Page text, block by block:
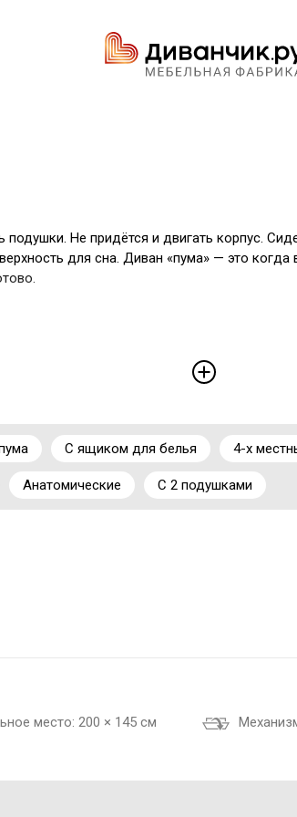
Не придётся и двигать корпус.
для сна. Диван «пума» — это
С ящиком для белья 4-х
Анатомические С 2 подушками
место: 200 × 145 см